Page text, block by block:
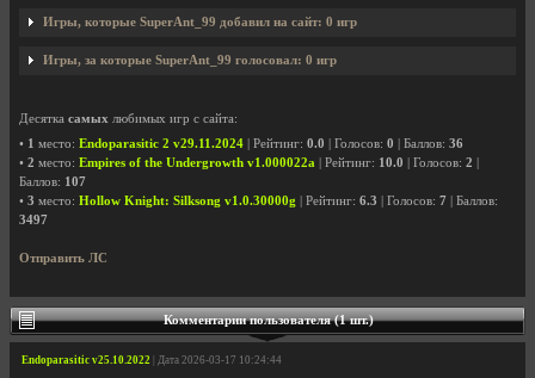
Игры, которые SuperAnt_99 добавил на сайт: 0 игр
Игры, за которые SuperAnt_99 голосовал: 0 игр
Десятка самых любимых игр с сайта:
• 1 место: Endoparasitic 2 v29.11.2024 | Рейтинг: 0.0 | Голосов: 0 | Баллов: 36
• 2 место: Empires of the Undergrowth v1.000022a | Рейтинг: 10.0 | Голосов: 2
Баллов: 107
• 3 место: Hollow Knight: Silksong v1.0.30000g | Рейтинг: 6.3 | Голосов: 7 | Баллов:
3497
Отправить ЛС
Комментарии пользователя (1 шт.)
Endoparasitic v25.10.2022 | Дата 2026-03-17 10:24:44